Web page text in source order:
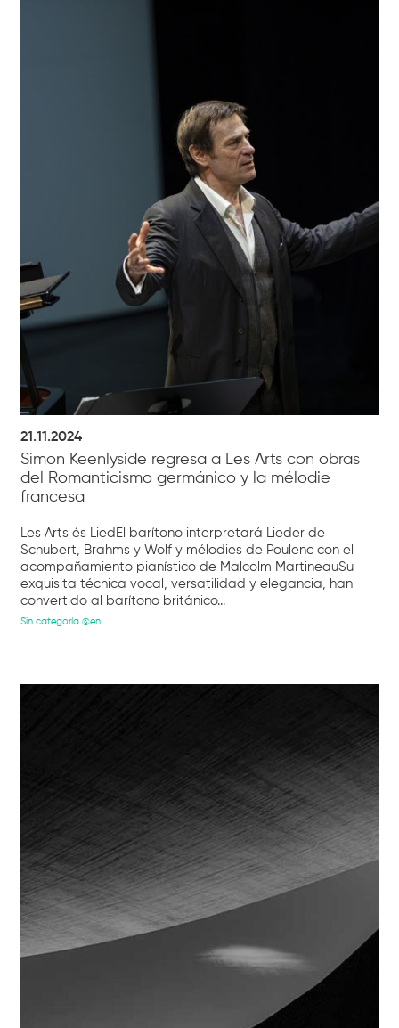
21.11.2024
Simon Keenlyside regresa a Les Arts con obras
del Romanticismo germánico y la mélodie
francesa
Les Arts és LiedEl barítono interpretará Lieder de
Schubert, Brahms y Wolf y mélodies de Poulenc con el
acompañamiento pianístico de Malcolm MartineauSu
exquisita técnica vocal, versatilidad y elegancia, han
convertido al barítono británico...
Sin categoría @en